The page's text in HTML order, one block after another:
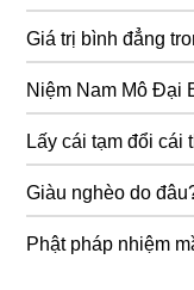
Giá trị bình đẳng
Niệm Nam Mô Đại
Lấy cái tạm đổi cái
Giàu nghèo do
Phật pháp nhiệm